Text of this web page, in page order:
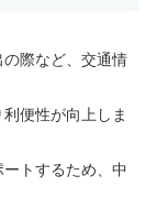
際など、交通情
便性が向上しま
トするため、中